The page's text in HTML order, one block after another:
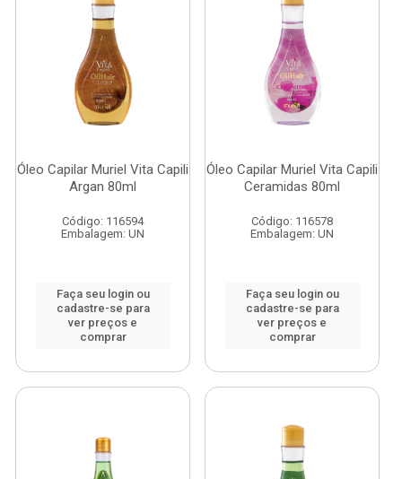
Óleo Capilar Muriel Vita Capili
Argan 80ml
Código: 116594
Embalagem: UN
Faça seu login ou
cadastre-se para
ver preços e
comprar
Óleo Capilar Muriel Vita Capili
Ceramidas 80ml
Código: 116578
Embalagem: UN
Faça seu login ou
cadastre-se para
ver preços e
comprar